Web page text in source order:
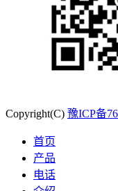
Copyright(C) 豫ICP备
首页
产品
电话